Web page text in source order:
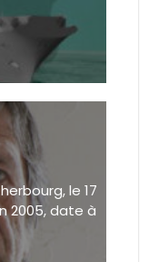
le 17
2005, date à